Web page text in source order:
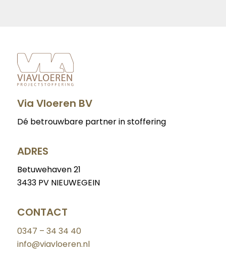
Via Vloeren BV
Dé betrouwbare partner in stoffering
ADRES
Betuwehaven 21
3433 PV NIEUWEGEIN
CONTACT
0347 – 34 34 40
info@viavloeren.nl